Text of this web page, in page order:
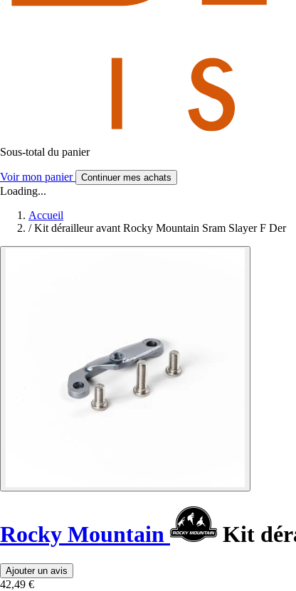
Sous-total du panier
Voir mon panier Continuer mes achats
Loading...
Accueil
/ Kit dérailleur avant Rocky Mountain Sram Slayer F Der
Rocky Mountain Kit
Ajouter un avis
42,49 €